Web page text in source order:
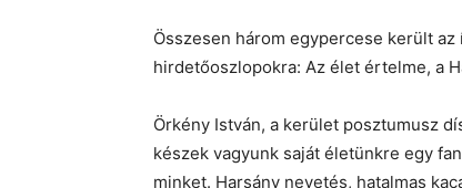
Összesen három egypercese került
hirdetőoszlopokra: Az élet értelme, a
Örkény István, a kerület posztumusz
készek vagyunk saját életünkre egy
minket. Harsány nevetés, hatalmas